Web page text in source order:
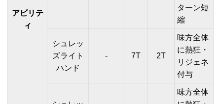
アビリテ
ィ
ターン短
縮
シュレッ
ズライト
ハンド
- 7T 2T
味方全体
に熱狂・
リジェネ
付与
味方全体